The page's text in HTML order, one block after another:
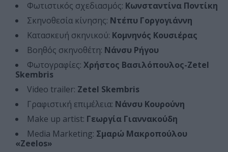
Φωτιστικός σχεδιασμός: Κωνσταντίνα Ποντίκη
Σκηνοθεσία κίνησης: Ντέπυ Γοργογιάννη
Kατασκευή σκηνικού: Κομνηνός Κουσιέρας
Βοηθός σκηνοθέτη: Νάνσυ Ρήγου
Φωτογραφίες: Χρήστος Βασιλόπουλος-Zetel
Skembris
Video trailer: Zetel Skembris
Γραφιστική επιμέλεια: Νάνσυ Κουρούνη
Make up artist: Γεωργία Γιαννακούδη
Media Marketing: Σμαρώ Μακροπούλου
«Zeelos»